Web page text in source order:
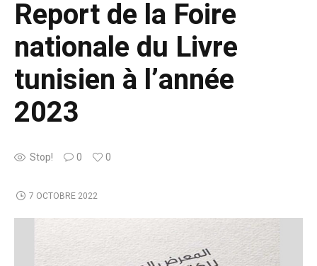
Report de la Foire
nationale du Livre
tunisien à l’année
2023
Stop! 0 0
7 OCTOBRE 2022